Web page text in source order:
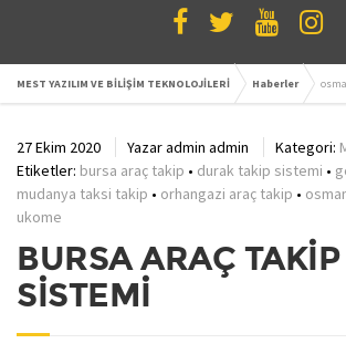
MEST YAZILIM VE BİLİŞİM TEKNOLOJİLERİ Haberler
27 Ekim 2020 Yazaradmin admin Kategori:
Etiketler: bursa araç takip • durak takip sistemi •
mudanya taksi takip • orhangazi araç takip •
ukome
BURSA ARAÇ TAKİP
SİSTEMİ